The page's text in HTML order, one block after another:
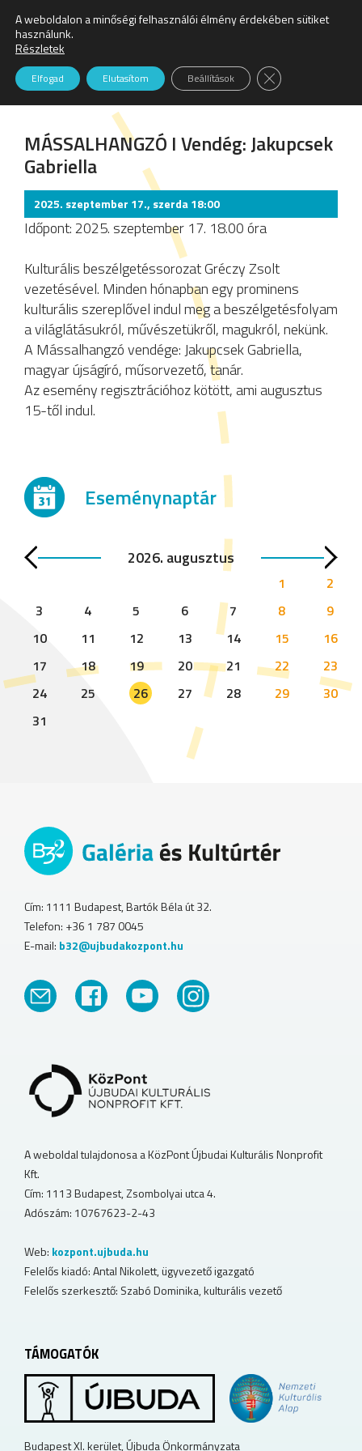
Keresés:
Beszélgetés
MÁSSALHANGZÓ I Vendég: Jakupcsek
Gabriella
2025. szeptember 17., szerda 18:00
Időpont: 2025. szeptember 17. 18.00 óra
Kulturális beszélgetéssorozat Gréczy Zsolt
vezetésével. Minden hónapban egy prominens
kulturális szereplővel indul meg a beszélgetésfolyam
a világlátásukról, művészetükről, magukról, nekünk.
A Mássalhangzó vendége: Jakupcsek Gabriella,
magyar újságíró, műsorvezető, tanár.
Az esemény regisztrációhoz kötött, ami augusztus
15-től indul.
Eseménynaptár
2026. augusztus
1
2
3
4 5 6 7 8
9
10
11 12 13 14 15
16
17
18 19 20 21 22
23
24
25 26 27 28 29
30
31
Cím: 1111 Budapest, Bartók Béla út 32.
Telefon: +36 1 787 0045
E-mail: b32@ujbudakozpont.hu
A weboldal tulajdonosa a KözPont Újbudai Kulturális Nonprofit
Kft.
Cím: 1113 Budapest, Zsombolyai utca 4.
Adószám: 10767623-2-43
Web: kozpont.ujbuda.hu
Felelős kiadó: Antal Nikolett, ügyvezető igazgató
Felelős szerkesztő: Szabó Dominika, kulturális vezető
TÁMOGATÓK
Budapest XI. kerület, Újbuda Önkormányzata
A weboldalon a minőségi felhasználói élmény érdekében sütiket
használunk.
Részletek
Elfogad Elutasítom Beállítások Close GDPR